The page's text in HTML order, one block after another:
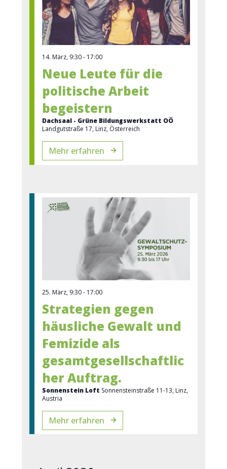
14. März, 9:30- 17:00
Neue Leute für die
politische Arbeit
begeistern
Dachsaal - Grüne Bildungswerkstatt OÖ
Landgutstraße 17, Linz, Österreich
Mehr erfahren
25. März, 9:30- 17:00
Strategien gegen
häusliche Gewalt und
Femizide als
gesamtgesellschaftlic
her Auftrag.
Sonnenstein Loft Sonnensteinstraße 11-13, Linz,
Austria
Mehr erfahren